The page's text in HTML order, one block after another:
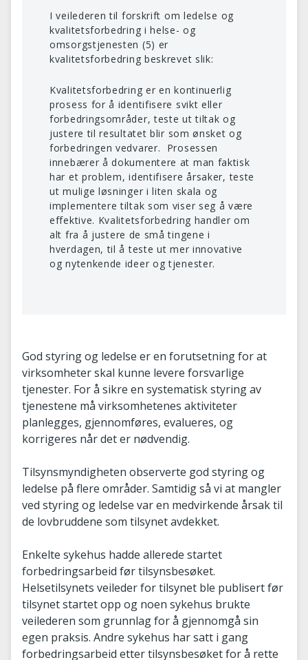
I veilederen til forskrift om ledelse og
kvalitetsforbedring i helse- og
omsorgstjenesten (5) er
kvalitetsforbedring beskrevet slik:
Kvalitetsforbedring er en kontinuerlig
prosess for å identifisere svikt eller
forbedringsområder, teste ut tiltak og
justere til resultatet blir som ønsket og
forbedringen vedvarer. Prosessen
innebærer å dokumentere at man faktisk
har et problem, identifisere årsaker, teste
ut mulige løsninger i liten skala og
implementere tiltak som viser seg å være
effektive. Kvalitetsforbedring handler om
alt fra å justere de små tingene i
hverdagen, til å teste ut mer innovative
og nytenkende ideer og tjenester.
God styring og ledelse er en forutsetning for at
virksomheter skal kunne levere forsvarlige
tjenester. For å sikre en systematisk styring av
tjenestene må virksomhetenes aktiviteter
planlegges, gjennomføres, evalueres, og
korrigeres når det er nødvendig.
Tilsynsmyndigheten observerte god styring og
ledelse på flere områder. Samtidig så vi at mangler
ved styring og ledelse var en medvirkende årsak til
de lovbruddene som tilsynet avdekket.
Enkelte sykehus hadde allerede startet
forbedringsarbeid før tilsynsbesøket.
Helsetilsynets veileder for tilsynet ble publisert før
tilsynet startet opp og noen sykehus brukte
veilederen som grunnlag for å gjennomgå sin
egen praksis. Andre sykehus har satt i gang
forbedringsarbeid etter tilsynsbesøket for å rette